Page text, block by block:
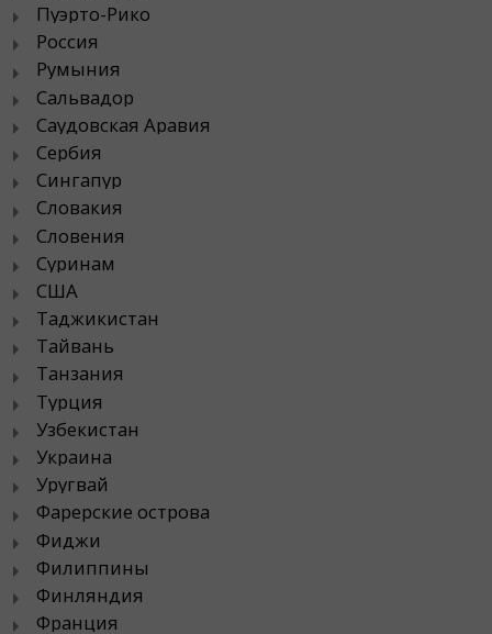
Пуэрто-Рико
Россия
Румыния
Сальвадор
Саудовская Аравия
Сербия
Сингапур
Словакия
Словения
Суринам
США
Таджикистан
Тайвань
Танзания
Турция
Узбекистан
Украина
Уругвай
Фарерские острова
Фиджи
Филиппины
Финляндия
Франция